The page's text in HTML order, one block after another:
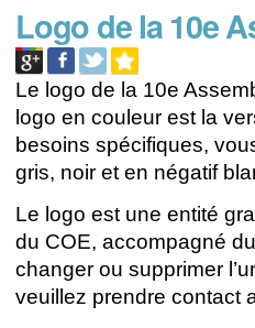
Logo de la 10e
Le logo de la 10e
logo en couleur est la
besoins spécifiques,
gris, noir et en négatif
Le logo est une entité
du COE, accompagné
changer ou supprimer
veuillez prendre contact